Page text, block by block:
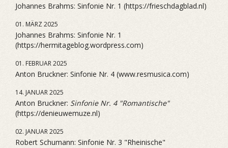
Johannes Brahms: Sinfonie Nr. 1 (https://frieschdagblad.nl)
01. MÄRZ 2025
Johannes Brahms: Sinfonie Nr. 1
(https://hermitageblog.wordpress.com)
01. FEBRUAR 2025
Anton Bruckner: Sinfonie Nr. 4 (www.resmusica.com)
14. JANUAR 2025
Anton Bruckner: Sinfonie Nr. 4 "Romantische"
(https://denieuwemuze.nl)
02. JANUAR 2025
Robert Schumann: Sinfonie Nr. 3 "Rheinische"